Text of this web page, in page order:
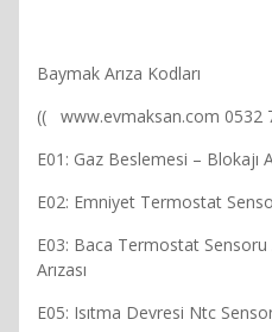
Baymak Arıza Kodları
(( www.evmaksan.com 0532
E01: Gaz Beslemesi – Blokajı
E02: Emniyet Termostat
E03: Baca Termostat Sensoru
Arızası
E05: Isıtma Devresi Ntc Sensor